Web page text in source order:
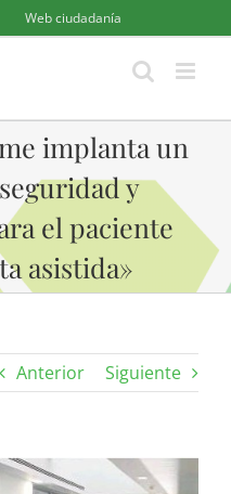
Web ciudadanía
implanta un
y
el paciente
asistida»
Anterior Siguiente